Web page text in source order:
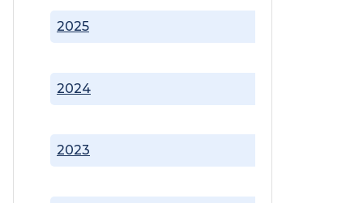
2023
2024
2025